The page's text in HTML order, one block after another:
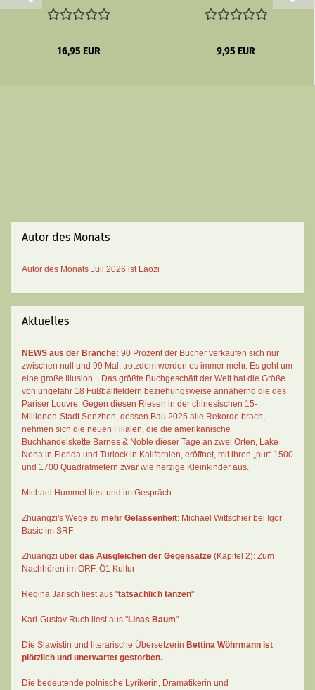
16,95 EUR
Erzählungen
9,95 EUR
Autor des Monats
Autor des Monats Juli 2026 ist Laozi
Aktuelles
NEWS aus der Branche: 90 Prozent der Bücher verkaufen sich nur
zwischen null und 99 Mal , trotzdem werden es immer mehr. Es geht um
eine große Illusion... Das größte Buchgeschäft der Welt hat die Größe
von ungefähr 18 Fußballfeldern beziehungsweise annähernd die des
Pariser Louvre. Gegen diesen Riesen in der chinesischen 15-
Millionen-Stadt Senzhen, dessen Bau 2025 alle Rekorde brach,
nehmen sich die neuen Filialen, die die amerikanische
Buchhandelskette Barnes & Noble dieser Tage an zwei Orten, Lake
Nona in Florida und Turlock in Kalifornien, eröffnet, mit ihren „nur“ 1500
und 1700 Quadratmetern zwar wie herzige Kleinkinder aus.
Michael Hummel liest und im Gespräch
Zhuangzi's Wege zu mehr Gelassenheit: Michael Wittschier bei Igor
Basic im SRF
Zhuangzi über das Ausgleichen der Gegensätze (Kapitel 2): Zum
Nachhören im ORF, Ö1 Kultur
Regina Jarisch liest aus "tatsächlich tanzen"
Karl-Gustav Ruch liest aus "Linas Baum"
Die Slawistin und literarische Übersetzerin Bettina Wöhrmann ist
plötzlich und unerwartet gestorben.
Die bedeutende polnische Lyrikerin, Dramatikerin und